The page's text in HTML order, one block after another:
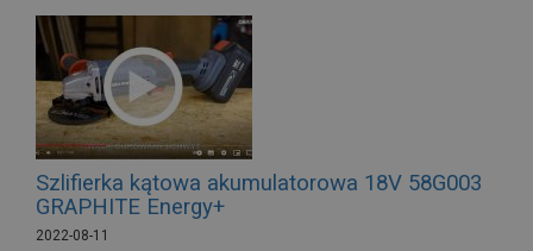
Szlifierka kątowa akumulatorowa 18V 58G003
GRAPHITE Energy+
2022-08-11